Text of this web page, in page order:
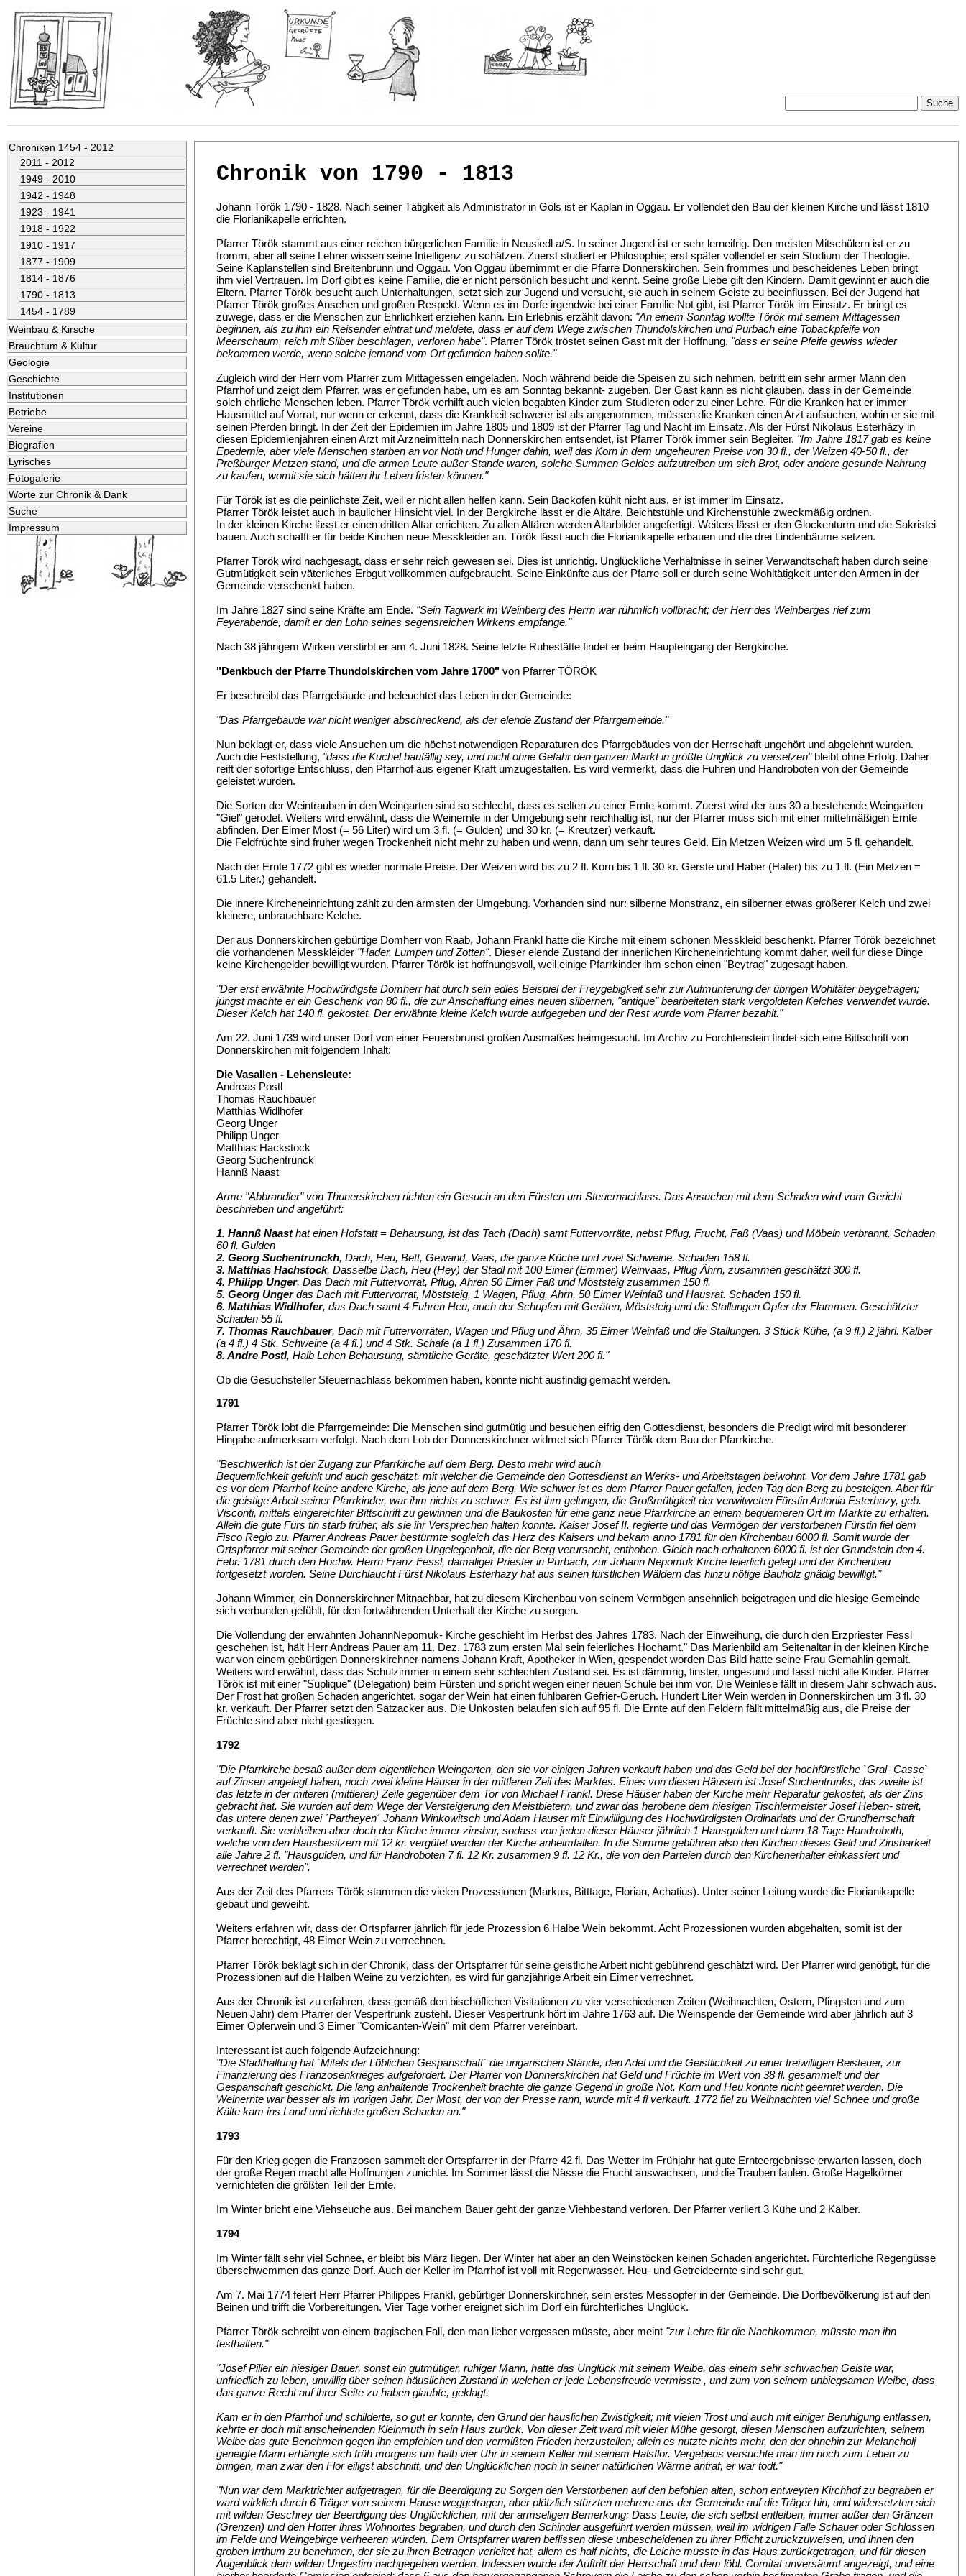
Chroniken 1454 - 2012
2011 - 2012
1949 - 2010
1942 - 1948
1923 - 1941
1918 - 1922
1910 - 1917
1877 - 1909
1814 - 1876
1790 - 1813
1454 - 1789
Weinbau & Kirsche
Brauchtum & Kultur
Geologie
Geschichte
Institutionen
Betriebe
Vereine
Biografien
Lyrisches
Fotogalerie
Worte zur Chronik & Dank
Suche
Impressum
Chronik von 1790 - 1813
Johann Török 1790 - 1828. Nach seiner Tätigkeit als Administrator in Gols ist er Kaplan in Oggau. Er vollendet den Bau der kleinen Kirche und lässt 1810
die Florianikapelle errichten.
Pfarrer Török stammt aus einer reichen bürgerlichen Familie in Neusiedl a/S. In seiner Jugend ist er sehr lerneifrig. Den meisten Mitschülern ist er zu
fromm, aber all seine Lehrer wissen seine Intelligenz zu schätzen. Zuerst studiert er Philosophie; erst später vollendet er sein Studium der Theologie.
Seine Kaplanstellen sind Breitenbrunn und Oggau. Von Oggau übernimmt er die Pfarre Donnerskirchen. Sein frommes und bescheidenes Leben bringt
ihm viel Vertrauen. Im Dorf gibt es keine Familie, die er nicht persönlich besucht und kennt. Seine große Liebe gilt den Kindern. Damit gewinnt er auch die
Eltern. Pfarrer Török besucht auch Unterhaltungen, setzt sich zur Jugend und versucht, sie auch in seinem Geiste zu beeinflussen. Bei der Jugend hat
Pfarrer Török großes Ansehen und großen Respekt. Wenn es im Dorfe irgendwie bei einer Familie Not gibt, ist Pfarrer Török im Einsatz. Er bringt es
zuwege, dass er die Menschen zur Ehrlichkeit erziehen kann. Ein Erlebnis erzählt davon: "An einem Sonntag wollte Török mit seinem Mittagessen
beginnen, als zu ihm ein Reisender eintrat und meldete, dass er auf dem Wege zwischen Thundolskirchen und Purbach eine Tobackpfeife von
Meerschaum, reich mit Silber beschlagen, verloren habe". Pfarrer Török tröstet seinen Gast mit der Hoffnung, "dass er seine Pfeife gewiss wieder
bekommen werde, wenn solche jemand vom Ort gefunden haben sollte."
Zugleich wird der Herr vom Pfarrer zum Mittagessen eingeladen. Noch während beide die Speisen zu sich nehmen, betritt ein sehr armer Mann den
Pfarrhof und zeigt dem Pfarrer, was er gefunden habe, um es am Sonntag bekannt- zugeben. Der Gast kann es nicht glauben, dass in der Gemeinde
solch ehrliche Menschen leben. Pfarrer Török verhilft auch vielen begabten Kinder zum Studieren oder zu einer Lehre. Für die Kranken hat er immer
Hausmittel auf Vorrat, nur wenn er erkennt, dass die Krankheit schwerer ist als angenommen, müssen die Kranken einen Arzt aufsuchen, wohin er sie mit
seinen Pferden bringt. In der Zeit der Epidemien im Jahre 1805 und 1809 ist der Pfarrer Tag und Nacht im Einsatz. Als der Fürst Nikolaus Esterházy in
diesen Epidemienjahren einen Arzt mit Arzneimitteln nach Donnerskirchen entsendet, ist Pfarrer Török immer sein Begleiter. "Im Jahre 1817 gab es keine
Epedemie, aber viele Menschen starben an vor Noth und Hunger dahin, weil das Korn in dem ungeheuren Preise von 30 fl., der Weizen 40-50 fl., der
Preßburger Metzen stand, und die armen Leute außer Stande waren, solche Summen Geldes aufzutreiben um sich Brot, oder andere gesunde Nahrung
zu kaufen, womit sie sich hätten ihr Leben fristen können."
Für Török ist es die peinlichste Zeit, weil er nicht allen helfen kann. Sein Backofen kühlt nicht aus, er ist immer im Einsatz.
Pfarrer Török leistet auch in baulicher Hinsicht viel. In der Bergkirche lässt er die Altäre, Beichtstühle und Kirchenstühle zweckmäßig ordnen.
In der kleinen Kirche lässt er einen dritten Altar errichten. Zu allen Altären werden Altarbilder angefertigt. Weiters lässt er den Glockenturm und die Sakristei
bauen. Auch schafft er für beide Kirchen neue Messkleider an. Török lässt auch die Florianikapelle erbauen und die drei Lindenbäume setzen.
Pfarrer Török wird nachgesagt, dass er sehr reich gewesen sei. Dies ist unrichtig. Unglückliche Verhältnisse in seiner Verwandtschaft haben durch seine
Gutmütigkeit sein väterliches Erbgut vollkommen aufgebraucht. Seine Einkünfte aus der Pfarre soll er durch seine Wohltätigkeit unter den Armen in der
Gemeinde verschenkt haben.
Im Jahre 1827 sind seine Kräfte am Ende. "Sein Tagwerk im Weinberg des Herrn war rühmlich vollbracht; der Herr des Weinberges rief zum
Feyerabende, damit er den Lohn seines segensreichen Wirkens empfange."
Nach 38 jährigem Wirken verstirbt er am 4. Juni 1828. Seine letzte Ruhestätte findet er beim Haupteingang der Bergkirche.
"Denkbuch der Pfarre Thundolskirchen vom Jahre 1700" von Pfarrer TÖRÖK
Er beschreibt das Pfarrgebäude und beleuchtet das Leben in der Gemeinde:
"Das Pfarrgebäude war nicht weniger abschreckend, als der elende Zustand der Pfarrgemeinde."
Nun beklagt er, dass viele Ansuchen um die höchst notwendigen Reparaturen des Pfarrgebäudes von der Herrschaft ungehört und abgelehnt wurden.
Auch die Feststellung, "dass die Kuchel baufällig sey, und nicht ohne Gefahr den ganzen Markt in größte Unglück zu versetzen"bleibt ohne Erfolg. Daher
reift der sofortige Entschluss, den Pfarrhof aus eigener Kraft umzugestalten. Es wird vermerkt, dass die Fuhren und Handroboten von der Gemeinde
geleistet wurden.
Die Sorten der Weintrauben in den Weingarten sind so schlecht, dass es selten zu einer Ernte kommt. Zuerst wird der aus 30 a bestehende Weingarten
"Giel" gerodet. Weiters wird erwähnt, dass die Weinernte in der Umgebung sehr reichhaltig ist, nur der Pfarrer muss sich mit einer mittelmäßigen Ernte
abfinden. Der Eimer Most (= 56 Liter) wird um 3 fl. (= Gulden) und 30 kr. (= Kreutzer) verkauft.
Die Feldfrüchte sind früher wegen Trockenheit nicht mehr zu haben und wenn, dann um sehr teures Geld. Ein Metzen Weizen wird um 5 fl. gehandelt.
Nach der Ernte 1772 gibt es wieder normale Preise. Der Weizen wird bis zu 2 fl. Korn bis 1 fl. 30 kr. Gerste und Haber (Hafer) bis zu 1 fl. (Ein Metzen =
61.5 Liter.) gehandelt.
Die innere Kircheneinrichtung zählt zu den ärmsten der Umgebung. Vorhanden sind nur: silberne Monstranz, ein silberner etwas größerer Kelch und zwei
kleinere, unbrauchbare Kelche.
Der aus Donnerskirchen gebürtige Domherr von Raab, Johann Frankl hatte die Kirche mit einem schönen Messkleid beschenkt. Pfarrer Török bezeichnet
die vorhandenen Messkleider "Hader, Lumpen und Zotten". Dieser elende Zustand der innerlichen Kircheneinrichtung kommt daher, weil für diese Dinge
keine Kirchengelder bewilligt wurden. Pfarrer Török ist hoffnungsvoll, weil einige Pfarrkinder ihm schon einen "Beytrag" zugesagt haben.
"Der erst erwähnte Hochwürdigste Domherr hat durch sein edles Beispiel der Freygebigkeit sehr zur Aufmunterung der übrigen Wohltäter beygetragen;
jüngst machte er ein Geschenk von 80 fl., die zur Anschaffung eines neuen silbernen, "antique" bearbeiteten stark vergoldeten Kelches verwendet wurde.
Dieser Kelch hat 140 fl. gekostet. Der erwähnte kleine Kelch wurde aufgegeben und der Rest wurde vom Pfarrer bezahlt."
Am 22. Juni 1739 wird unser Dorf von einer Feuersbrunst großen Ausmaßes heimgesucht. Im Archiv zu Forchtenstein findet sich eine Bittschrift von
Donnerskirchen mit folgendem Inhalt:
Die Vasallen - Lehensleute:
Andreas Postl
Thomas Rauchbauer
Matthias Widlhofer
Georg Unger
Philipp Unger
Matthias Hackstock
Georg Suchentrunck
Hannß Naast
Arme "Abbrandler" von Thunerskirchen richten ein Gesuch an den Fürsten um Steuernachlass. Das Ansuchen mit dem Schaden wird vom Gericht
beschrieben und angeführt:
1. Hannß Naasthat einen Hofstatt = Behausung, ist das Tach (Dach) samt Futtervorräte, nebst Pflug, Frucht, Faß (Vaas) und Möbeln verbrannt. Schaden
60 fl. Gulden
2. Georg Suchentrunckh, Dach, Heu, Bett, Gewand, Vaas, die ganze Küche und zwei Schweine. Schaden 158 fl.
3. Matthias Hachstock, Dasselbe Dach, Heu (Hey) der Stadl mit 100 Eimer (Emmer) Weinvaas, Pflug Ährn, zusammen geschätzt 300 fl.
4. Philipp Unger, Das Dach mit Futtervorrat, Pflug, Ähren 50 Eimer Faß und Möststeig zusammen 150 fl.
5. Georg Ungerdas Dach mit Futtervorrat, Möststeig, 1 Wagen, Pflug, Ährn, 50 Eimer Weinfaß und Hausrat. Schaden 150 fl.
6. Matthias Widlhofer, das Dach samt 4 Fuhren Heu, auch der Schupfen mit Geräten, Möststeig und die Stallungen Opfer der Flammen. Geschätzter
Schaden 55 fl.
7. Thomas Rauchbauer, Dach mit Futtervorräten, Wagen und Pflug und Ährn, 35 Eimer Weinfaß und die Stallungen. 3 Stück Kühe, (a 9 fl.) 2 jährl. Kälber
(a 4 fl.) 4 Stk. Schweine (a 4 fl.) und 4 Stk. Schafe (a 1 fl.) Zusammen 170 fl.
8. Andre Postl, Halb Lehen Behausung, sämtliche Geräte, geschätzter Wert 200 fl."
Ob die Gesuchsteller Steuernachlass bekommen haben, konnte nicht ausfindig gemacht werden.
1791
Pfarrer Török lobt die Pfarrgemeinde: Die Menschen sind gutmütig und besuchen eifrig den Gottesdienst, besonders die Predigt wird mit besonderer
Hingabe aufmerksam verfolgt. Nach dem Lob der Donnerskirchner widmet sich Pfarrer Török dem Bau der Pfarrkirche.
"Beschwerlich ist der Zugang zur Pfarrkirche auf dem Berg. Desto mehr wird auch
Bequemlichkeit gefühlt und auch geschätzt, mit welcher die Gemeinde den Gottesdienst an Werks- und Arbeitstagen beiwohnt. Vor dem Jahre 1781 gab
es vor dem Pfarrhof keine andere Kirche, als jene auf dem Berg. Wie schwer ist es dem Pfarrer Pauer gefallen, jeden Tag den Berg zu besteigen. Aber für
die geistige Arbeit seiner Pfarrkinder, war ihm nichts zu schwer. Es ist ihm gelungen, die Großmütigkeit der verwitweten Fürstin Antonia Esterhazy, geb.
Visconti, mittels eingereichter Bittschrift zu gewinnen und die Baukosten für eine ganz neue Pfarrkirche an einem bequemeren Ort im Markte zu erhalten.
Allein die gute Fürs tin starb früher, als sie ihr Versprechen halten konnte. Kaiser Josef II. regierte und das Vermögen der verstorbenen Fürstin fiel dem
Fisco Regio zu. Pfarrer Andreas Pauer bestürmte sogleich das Herz des Kaisers und bekam anno 1781 für den Kirchenbau 6000 fl. Somit wurde der
Ortspfarrer mit seiner Gemeinde der großen Ungelegenheit, die der Berg verursacht, enthoben. Gleich nach erhaltenen 6000 fl. ist der Grundstein den 4.
Febr. 1781 durch den Hochw. Herrn Franz Fessl, damaliger Priester in Purbach, zur Johann Nepomuk Kirche feierlich gelegt und der Kirchenbau
fortgesetzt worden. Seine Durchlaucht Fürst Nikolaus Esterhazy hat aus seinen fürstlichen Wäldern das hinzu nötige Bauholz gnädig bewilligt."
Johann Wimmer, ein Donnerskirchner Mitnachbar, hat zu diesem Kirchenbau von seinem Vermögen ansehnlich beigetragen und die hiesige Gemeinde
sich verbunden gefühlt, für den fortwährenden Unterhalt der Kirche zu sorgen.
Die Vollendung der erwähnten JohannNepomuk- Kirche geschieht im Herbst des Jahres 1783. Nach der Einweihung, die durch den Erzpriester Fessl
geschehen ist, hält Herr Andreas Pauer am 11. Dez. 1783 zum ersten Mal sein feierliches Hochamt." Das Marienbild am Seitenaltar in der kleinen Kirche
war von einem gebürtigen Donnerskirchner namens Johann Kraft, Apotheker in Wien, gespendet worden Das Bild hatte seine Frau Gemahlin gemalt.
Weiters wird erwähnt, dass das Schulzimmer in einem sehr schlechten Zustand sei. Es ist dämmrig, finster, ungesund und fasst nicht alle Kinder. Pfarrer
Török ist mit einer "Suplique" (Delegation) beim Fürsten und spricht wegen einer neuen Schule bei ihm vor. Die Weinlese fällt in diesem Jahr schwach aus.
Der Frost hat großen Schaden angerichtet, sogar der Wein hat einen fühlbaren Gefrier-Geruch. Hundert Liter Wein werden in Donnerskirchen um 3 fl. 30
kr. verkauft. Der Pfarrer setzt den Satzacker aus. Die Unkosten belaufen sich auf 95 fl. Die Ernte auf den Feldern fällt mittelmäßig aus, die Preise der
Früchte sind aber nicht gestiegen.
1792
"Die Pfarrkirche besaß außer dem eigentlichen Weingarten, den sie vor einigen Jahren verkauft haben und das Geld bei der hochfürstliche `Gral- Casse`
auf Zinsen angelegt haben, noch zwei kleine Häuser in der mittleren Zeil des Marktes. Eines von diesen Häusern ist Josef Suchentrunks, das zweite ist
das letzte in der miteren (mittleren) Zeile gegenüber dem Tor von Michael Frankl. Diese Häuser haben der Kirche mehr Reparatur gekostet, als der Zins
gebracht hat. Sie wurden auf dem Wege der Versteigerung den Meistbietern, und zwar das herobene dem hiesigen Tischlermeister Josef Heben- streit,
das untere denen zwei ´Partheyen´ Johann Winkowitsch und Adam Hauser mit Einwilligung des Hochwürdigsten Ordinariats und der Grundherrschaft
verkauft. Sie verbleiben aber doch der Kirche immer zinsbar, sodass von jeden dieser Häuser jährlich 1 Hausgulden und dann 18 Tage Handroboth,
welche von den Hausbesitzern mit 12 kr. vergütet werden der Kirche anheimfallen. In die Summe gebühren also den Kirchen dieses Geld und Zinsbarkeit
alle Jahre 2 fl. "Hausgulden, und für Handroboten 7 fl. 12 Kr. zusammen 9 fl. 12 Kr., die von den Parteien durch den Kirchenerhalter einkassiert und
verrechnet werden".
Aus der Zeit des Pfarrers Török stammen die vielen Prozessionen (Markus, Bitttage, Florian, Achatius). Unter seiner Leitung wurde die Florianikapelle
gebaut und geweiht.
Weiters erfahren wir, dass der Ortspfarrer jährlich für jede Prozession 6 Halbe Wein bekommt. Acht Prozessionen wurden abgehalten, somit ist der
Pfarrer berechtigt, 48 Eimer Wein zu verrechnen.
Pfarrer Török beklagt sich in der Chronik, dass der Ortspfarrer für seine geistliche Arbeit nicht gebührend geschätzt wird. Der Pfarrer wird genötigt, für die
Prozessionen auf die Halben Weine zu verzichten, es wird für ganzjährige Arbeit ein Eimer verrechnet.
Aus der Chronik ist zu erfahren, dass gemäß den bischöflichen Visitationen zu vier verschiedenen Zeiten (Weihnachten, Ostern, Pfingsten und zum
Neuen Jahr) dem Pfarrer der Vespertrunk zusteht. Dieser Vespertrunk hört im Jahre 1763 auf. Die Weinspende der Gemeinde wird aber jährlich auf 3
Eimer Opferwein und 3 Eimer "Comicanten-Wein" mit dem Pfarrer vereinbart.
Interessant ist auch folgende Aufzeichnung:
"Die Stadthaltung hat ´Mitels der Löblichen Gespanschaft´ die ungarischen Stände, den Adel und die Geistlichkeit zu einer freiwilligen Beisteuer, zur
Finanzierung des Franzosenkrieges aufgefordert. Der Pfarrer von Donnerskirchen hat Geld und Früchte im Wert von 38 fl. gesammelt und der
Gespanschaft geschickt. Die lang anhaltende Trockenheit brachte die ganze Gegend in große Not. Korn und Heu konnte nicht geerntet werden. Die
Weinernte war besser als im vorigen Jahr. Der Most, der von der Presse rann, wurde mit 4 fl verkauft. 1772 fiel zu Weihnachten viel Schnee und große
Kälte kam ins Land und richtete großen Schaden an."
1793
Für den Krieg gegen die Franzosen sammelt der Ortspfarrer in der Pfarre 42 fl. Das Wetter im Frühjahr hat gute Ernteergebnisse erwarten lassen, doch
der große Regen macht alle Hoffnungen zunichte. Im Sommer lässt die Nässe die Frucht auswachsen, und die Trauben faulen. Große Hagelkörner
vernichteten die größten Teil der Ernte.
Im Winter bricht eine Viehseuche aus. Bei manchem Bauer geht der ganze Viehbestand verloren. Der Pfarrer verliert 3 Kühe und 2 Kälber.
1794
Im Winter fällt sehr viel Schnee, er bleibt bis März liegen. Der Winter hat aber an den Weinstöcken keinen Schaden angerichtet. Fürchterliche Regengüsse
überschwemmen das ganze Dorf. Auch der Keller im Pfarrhof ist voll mit Regenwasser. Heu- und Getreideernte sind sehr gut.
Am 7. Mai 1774 feiert Herr Pfarrer Philippes Frankl, gebürtiger Donnerskirchner, sein erstes Messopfer in der Gemeinde. Die Dorfbevölkerung ist auf den
Beinen und trifft die Vorbereitungen. Vier Tage vorher ereignet sich im Dorf ein fürchterliches Unglück.
Pfarrer Török schreibt von einem tragischen Fall, den man lieber vergessen müsste, aber meint "zur Lehre für die Nachkommen, müsste man ihn
festhalten."
"Josef Piller ein hiesiger Bauer, sonst ein gutmütiger, ruhiger Mann, hatte das Unglück mit seinem Weibe, das einem sehr schwachen Geiste war,
unfriedlich zu leben, unwillig über seinen häuslichen Zustand in welchen er jede Lebensfreude vermisste , und zum von seinem unbiegsamen Weibe, dass
das ganze Recht auf ihrer Seite zu haben glaubte, geklagt.
Kam er in den Pfarrhof und schilderte, so gut er konnte, den Grund der häuslichen Zwistigkeit; mit vielen Trost und auch mit einiger Beruhigung entlassen,
kehrte er doch mit anscheinenden Kleinmuth in sein Haus zurück. Von dieser Zeit ward mit vieler Mühe gesorgt, diesen Menschen aufzurichten, seinem
Weibe das gute Benehmen gegen ihn empfehlen und den vermißten Frieden herzustellen; allein es nutzte nichts mehr, den der ohnehin zur Melancholj
geneigte Mann erhängte sich früh morgens um halb vier Uhr in seinem Keller mit seinem Halsflor. Vergebens versuchte man ihn noch zum Leben zu
bringen, man zwar den Flor eiligst abschnitt, und den Unglücklichen noch in seiner natürlichen Wärme antraf, er war todt."
"Nun war dem Marktrichter aufgetragen, für die Beerdigung zu Sorgen den Verstorbenen auf den befohlen alten, schon entweyten Kirchhof zu begraben er
ward wirklich durch 6 Träger von seinem Hause weggetragen, aber plötzlich stürzten mehrere aus der Gemeinde auf die Träger hin, und widersetzten sich
mit wilden Geschrey der Beerdigung des Unglücklichen, mit der armseligen Bemerkung: Dass Leute, die sich selbst entleiben, immer außer den Gränzen
(Grenzen) und den Hotter ihres Wohnortes begraben, und durch den Schinder ausgeführt werden müssen, weil im widrigen Falle Schauer oder Schlossen
im Felde und Weingebirge verheeren würden. Dem Ortspfarrer waren beflissen diese unbescheidenen zu ihrer Pflicht zurückzuweisen, und ihnen den
groben Irrthum zu benehmen, der sie zu ihren Betragen verleitet hat, allem es half nichts, die Leiche musste in das Haus zurückgetragen, und für diesen
Augenblick dem wilden Ungestim nachgegeben werden. Indessen wurde der Auftritt der Herrschaft und dem löbl. Comitat unversäumt angezeigt, und eine